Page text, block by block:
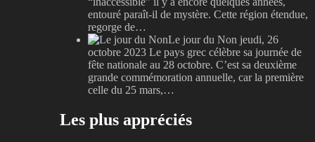
entouré paraît-il de mystère. Cette région étendue,
regorge de…
Le jour du Non jeudi, 26
octobre 2023 Le pays grec célèbre sa journée de
fête nationale au 28 octobre. C’est sa deuxième
grande commémoration annuelle, car la première
celle du 25 mars,…
Les plus appréciés